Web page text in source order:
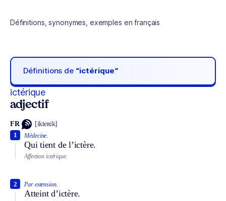
Définitions, synonymes, exemples en français
Définitions de “ictérique“
ictérique
adjectif
FR [ikteʀik]
Médecine.
Qui tient de l’ictère.
1
Affection ictérique.
Par extension.
Atteint d’ictère.
2